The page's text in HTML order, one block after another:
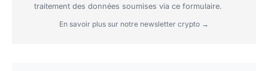
traitement des données soumises via ce formulaire.
En savoir plus sur notre newsletter crypto →